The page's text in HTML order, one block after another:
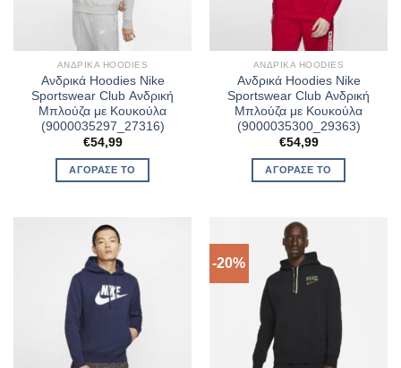
ΑΝΔΡΙΚΆ HOODIES
Ανδρικά Hoodies Nike
Sportswear Club Ανδρική
Μπλούζα με Κουκούλα
(9000035297_27316)
€54,99
ΑΓΌΡΑΣΈ ΤΟ
ΑΝΔΡΙΚΆ HOODIES
Ανδρικά Hoodies Nike
Sportswear Club Ανδρική
Μπλούζα με Κουκούλα
(9000035300_29363)
€54,99
ΑΓΌΡΑΣΈ ΤΟ
-20%